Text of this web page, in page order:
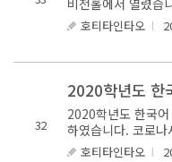
비전홀에서 열렸습
열심히 하여 좋은
맞이하여 ..
호티타인타오 l
32
2020학년도 한
2020학년도 한국
하였습니다. 코로
끝까지 잘 끝내준
호티타인타오 l